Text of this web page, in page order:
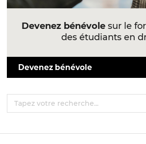
Devenez bénévolesur le
des étudiants en
Devenez bénévole